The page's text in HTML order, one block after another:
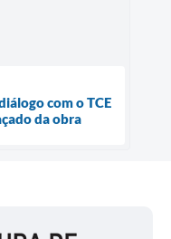
com o TCE
da obra